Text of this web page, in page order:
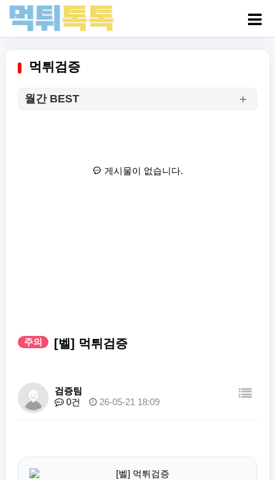
먹튀검증
월간 BEST
게시물이 없습니다.
주의 [벨] 먹튀검증
검증팀
0건
26-05-21 18:09